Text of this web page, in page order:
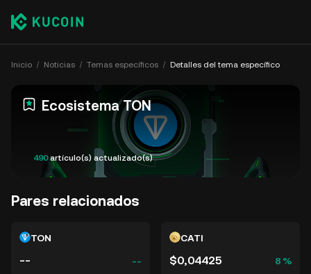
Inicio Noticias Temas específicos Detalles del tema específico
Ecosistema TON
490artículo(s) actualizado(s)
Pares relacionados
TON
-- --
CATI
$0,04425 8 %